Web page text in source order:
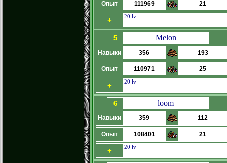
Опыт 111969 21
+ 20 lv
5 Melon
Навыки 356 193
Опыт 110971 25
+ 20 lv
6 loom
Навыки 359 112
Опыт 108401 21
+ 20 lv